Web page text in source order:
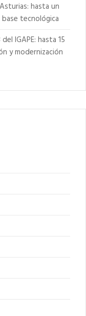
hasta un
tecnológica
IGAPE: hasta 15
y modernización